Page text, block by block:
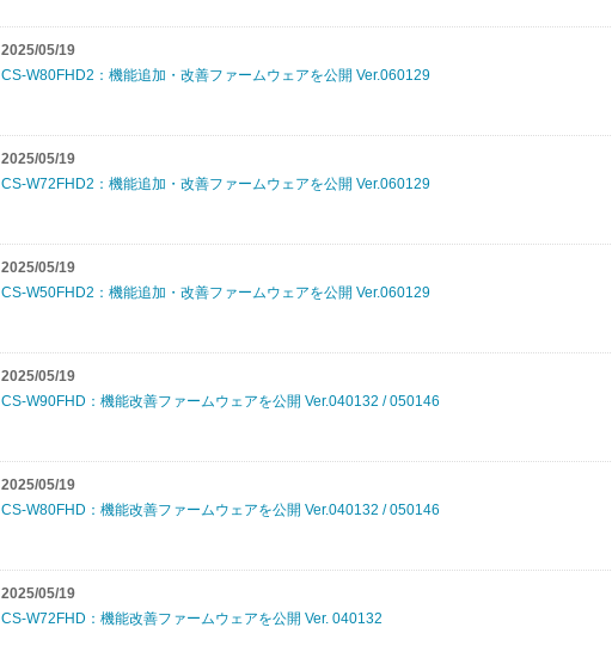
2025/05/19
CS-W80FHD2：機能追加・改善ファームウェアを公開 Ver.060129
2025/05/19
CS-W72FHD2：機能追加・改善ファームウェアを公開 Ver.060129
2025/05/19
CS-W50FHD2：機能追加・改善ファームウェアを公開 Ver.060129
2025/05/19
CS-W90FHD：機能改善ファームウェアを公開 Ver.040132 / 050146
2025/05/19
CS-W80FHD：機能改善ファームウェアを公開 Ver.040132 / 050146
2025/05/19
CS-W72FHD：機能改善ファームウェアを公開 Ver. 040132